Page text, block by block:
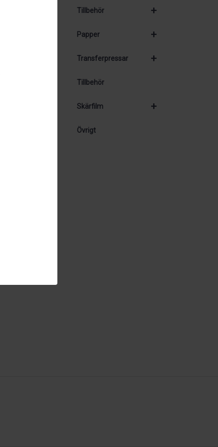
+
Tillbehör
+
Papper
+
Transferpressar
Tillbehör
+
Skärfilm
Övrigt